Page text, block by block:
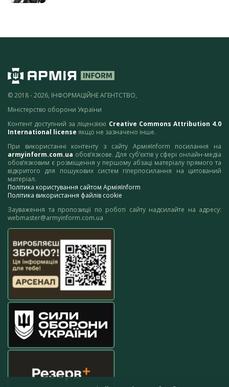
© 2018 - 2026, ІНФОРМАЦІЙНЕ АГЕНТСТВО,
Міністерство оборони України
Контент доступний за ліцензією Creative Commons Attribution 4.0
International license якщо не зазначено інше.
При використанні контенту з сайту АрміяInform посилання на
armyinform.com.ua обов’язкове. Для суб’єктів у сфері онлайн-медіа
обов’язковим є розміщення у першому абзаці матеріалу прямого та
відкритого для пошукових систем гіперпосилання на цитований
матеріал.
Політика користування сайтом АрміяInform
Політика використання файлів cookie
Зауваження та пропозиції по роботі сайту надсилайте на адресу:
webmaster@armyinform.com.ua